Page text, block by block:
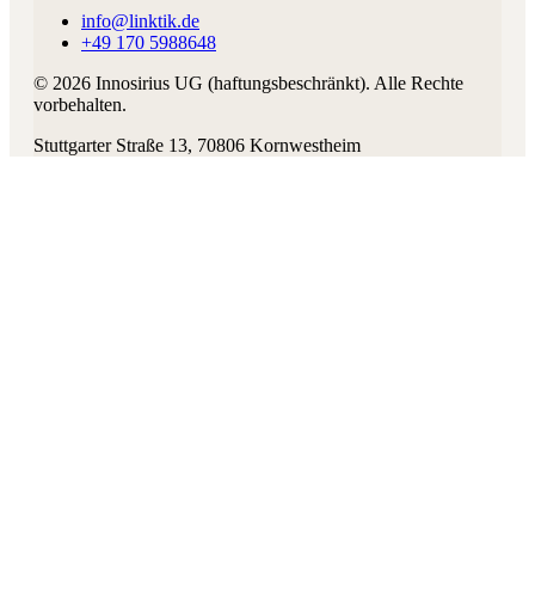
info@linktik.de
+49 170 5988648
© 2026 Innosirius UG (haftungsbeschränkt). Alle Rechte
vorbehalten.
Stuttgarter Straße 13, 70806 Kornwestheim